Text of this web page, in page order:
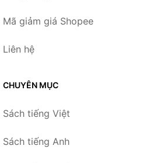
Mã giảm giá Shopee
Liên hệ
CHUYÊN MỤC
Sách tiếng Việt
Sách tiếng Anh